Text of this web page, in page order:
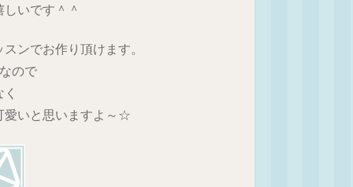
いです＾＾
ンでお作り頂けます。
ので
愛いと思いますよ～☆